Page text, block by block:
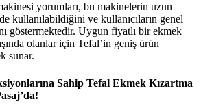
yorumları, bu makinelerin uzun
kullanılabildiğini ve kullanıcıların genel
göstermektedir. Uygun fiyatlı bir ekmek
olanlar için Tefal’in geniş ürün
sunar.
Sahip Tefal Ekmek Kızartma